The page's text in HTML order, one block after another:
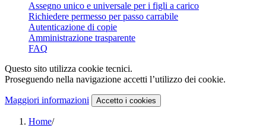
Assegno unico e universale per i figli a carico
Richiedere permesso per passo carrabile
Autenticazione di copie
Amministrazione trasparente
FAQ
Questo sito utilizza cookie tecnici.
Proseguendo nella navigazione accetti l’utilizzo dei cookie.
Maggiori informazioni Accetto i cookies
Home/